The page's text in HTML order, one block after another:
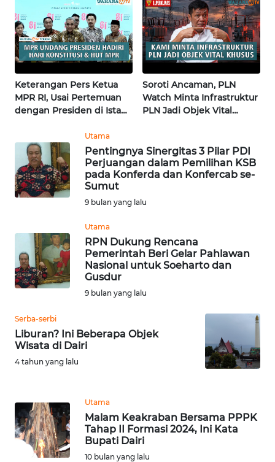
Keterangan Pers Ketua
MPR RI, Usai Pertemuan
dengan Presiden di Istana
Soroti Ancaman, PLN
Watch Minta Infrastruktur
PLN Jadi Objek Vital
Utama
Pentingnya Sinergitas 3 Pilar PDI
Perjuangan dalam Pemilihan KSB
pada Konferda dan Konfercab se-
Sumut
9 bulan yang lalu
Utama
RPN Dukung Rencana
Pemerintah Beri Gelar Pahlawan
Nasional untuk Soeharto dan
Gusdur
9 bulan yang lalu
Serba-serbi
Liburan? Ini Beberapa Objek
Wisata di Dairi
4 tahun yang lalu
Utama
Malam Keakraban Bersama PPPK
Tahap II Formasi 2024, Ini Kata
Bupati Dairi
10 bulan yang lalu
WN
KALTENG
WN
KALTARA
WN
WN
KALTIM
WN
GORONTALO
SULUT
WN
MALUKU
MALUT
WN
DAIRI